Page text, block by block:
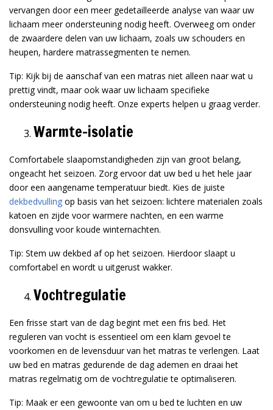
vervangen door een meer gedetailleerde analyse van waar uw
lichaam meer ondersteuning nodig heeft. Overweeg om onder
de zwaardere delen van uw lichaam, zoals uw schouders en
heupen, hardere matrassegmenten te nemen.
Tip: Kijk bij de aanschaf van een matras niet alleen naar wat u
prettig vindt, maar ook waar uw lichaam specifieke
ondersteuning nodig heeft. Onze experts helpen u graag verder.
Warmte-isolatie
Comfortabele slaapomstandigheden zijn van groot belang,
ongeacht het seizoen. Zorg ervoor dat uw bed u het hele jaar
door een aangename temperatuur biedt. Kies de juiste
dekbedvulling op basis van het seizoen: lichtere materialen zoals
katoen en zijde voor warmere nachten, en een warme
donsvulling voor koude winternachten.
Tip: Stem uw dekbed af op het seizoen. Hierdoor slaapt u
comfortabel en wordt u uitgerust wakker.
Vochtregulatie
Een frisse start van de dag begint met een fris bed. Het
reguleren van vocht is essentieel om een klam gevoel te
voorkomen en de levensduur van het matras te verlengen. Laat
uw bed en matras gedurende de dag ademen en draai het
matras regelmatig om de vochtregulatie te optimaliseren.
Tip: Maak er een gewoonte van om u bed te luchten en uw